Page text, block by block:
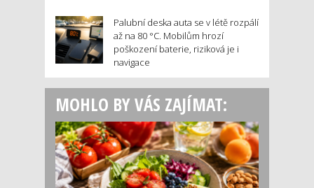
Palubní deska auta se v létě rozpálí
až na 80 °C. Mobilům hrozí
poškození baterie, riziková je i
navigace
MOHLO BY VÁS ZAJÍMAT: